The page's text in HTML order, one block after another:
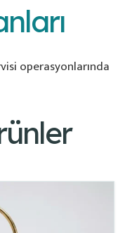
operasyonlarında